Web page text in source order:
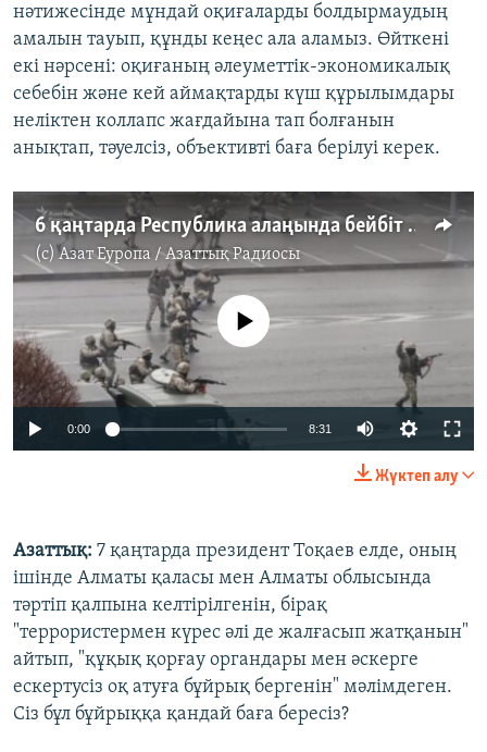
нәтижесінде мұндай оқиғаларды болдырмаудың
амалын тауып, құнды кеңес ала аламыз. Өйткені
екі нәрсені: оқиғаның әлеуметтік-экономикалық
себебін және кей аймақтарды күш құрылымдары
неліктен коллапс жағдайына тап болғанын
анықтап, тәуелсіз, объективті баға берілуі керек.
6 қаңтарда Республика алаңында бейбіт жұртқа кім оқ атты? Куәгер әңгімесі
(c)Азат Еуропа / Азаттық Радиосы
720p 1080p
No media source currently available
0:00 8:31
720p
Жүктеп алу
Азаттық: 7 қаңтарда президент Тоқаев елде, оның
ішінде Алматы қаласы мен Алматы облысында
тәртіп қалпына келтірілгенін, бірақ
"террористермен күрес әлі де жалғасып жатқанын"
айтып, "құқық қорғау органдары мен әскерге
ескертусіз оқ атуға бұйрық бергенін" мәлімдеген.
Сіз бұл бұйрыққа қандай баға бересіз?